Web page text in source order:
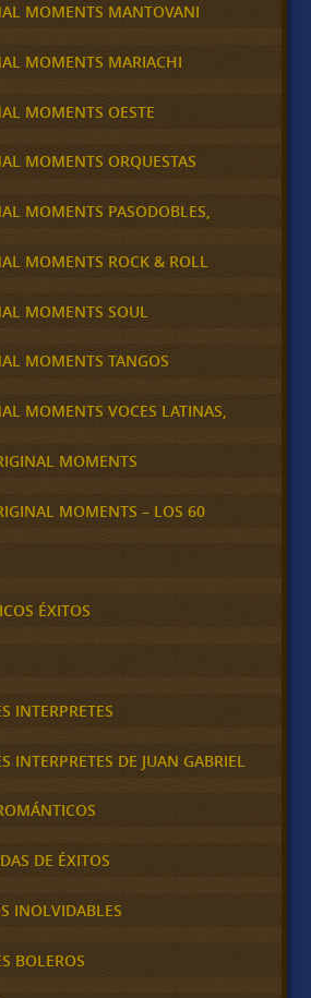
MOMENTS MANTOVANI
MOMENTS MARIACHI
MOMENTS OESTE
MOMENTS ORQUESTAS
MOMENTS PASODOBLES,
MOMENTS ROCK & ROLL
MOMENTS SOUL
MOMENTS TANGOS
MOMENTS VOCES LATINAS,
MOMENTS
MOMENTS – LOS 60
ÉXITOS
INTERPRETES
INTERPRETES DE JUAN GABRIEL
DE ÉXITOS
INOLVIDABLES
BOLEROS